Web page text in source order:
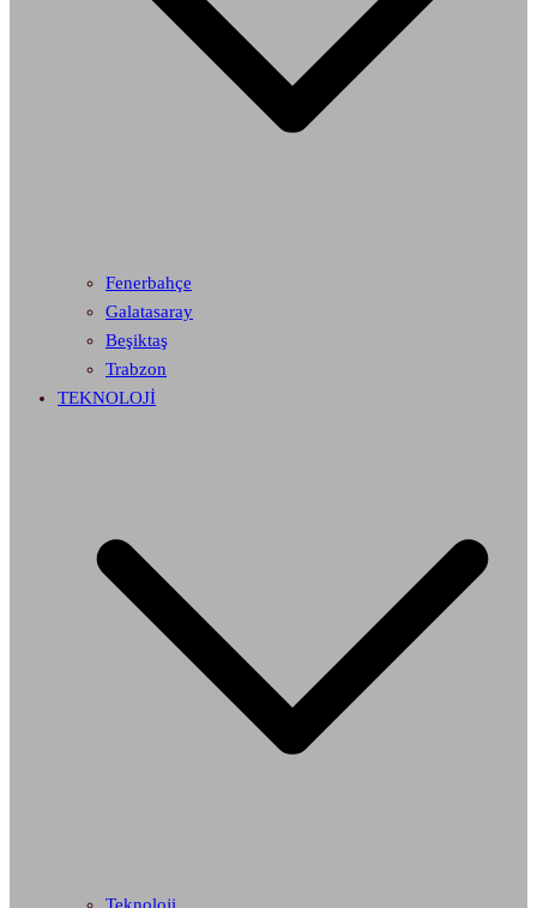
Fenerbahçe
Galatasaray
Beşiktaş
Trabzon
TEKNOLOJİ